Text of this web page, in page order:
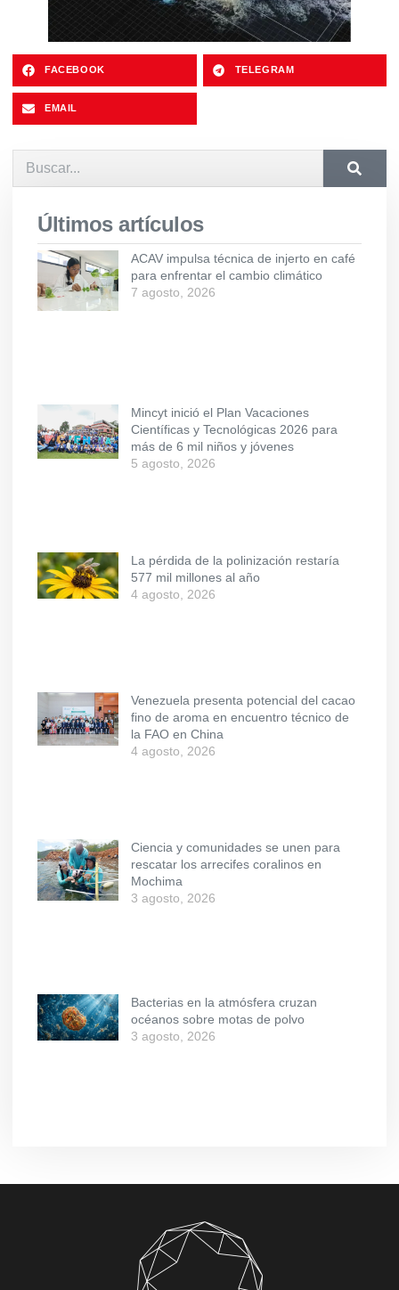
FACEBOOK TELEGRAM
EMAIL
Últimos artículos
ACAV impulsa técnica de injerto en café
para enfrentar el cambio climático
7 agosto, 2026
Mincyt inició el Plan Vacaciones
Científicas y Tecnológicas 2026 para
más de 6 mil niños y jóvenes
5 agosto, 2026
La pérdida de la polinización restaría
577 mil millones al año
4 agosto, 2026
Venezuela presenta potencial del cacao
fino de aroma en encuentro técnico de
la FAO en China
4 agosto, 2026
Ciencia y comunidades se unen para
rescatar los arrecifes coralinos en
Mochima
3 agosto, 2026
Bacterias en la atmósfera cruzan
océanos sobre motas de polvo
3 agosto, 2026